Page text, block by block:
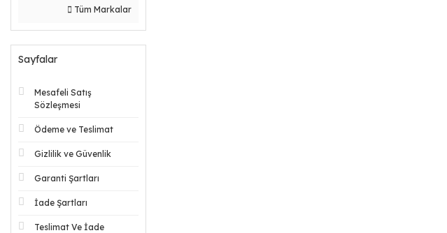
Tüm Markalar
Sayfalar
Mesafeli Satış
Sözleşmesi
Ödeme ve Teslimat
Gizlilik ve Güvenlik
Garanti Şartları
İade Şartları
Teslimat Ve İade